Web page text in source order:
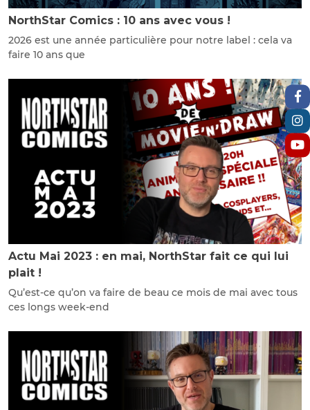
NorthStar Comics : 10 ans avec vous !
2026 est une année particulière pour notre label : cela va
faire 10 ans que
Actu Mai 2023 : en mai, NorthStar fait ce qui lui
plait !
Qu’est-ce qu’on va faire de beau ce mois de mai avec tous
ces longs week-end